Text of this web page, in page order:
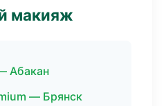
макияж
Абакан
— Брянск